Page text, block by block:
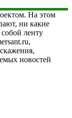
На этом
ни какие
ленту
новостей